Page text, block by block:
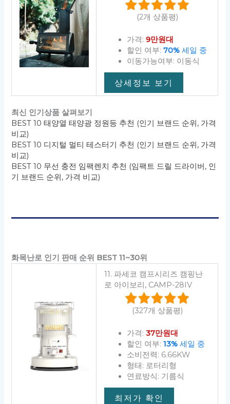
(2개 상품평)
가격: 9만원대
할인 여부: 70%세일 중
이동가능여부: 이동식
상세정보 보기
최신 인기상품 살펴보기
BEST 10 태양열 태양광 정원등 추천 (인기 브랜드 순위, 가격
비교)
BEST 10 디지털 멀티 테스터기 추천 (인기 브랜드 순위, 가격
비교)
BEST 10 무선 충전 임팩렌치 추천 (임팩트 드릴 드라이버, 인
기 브랜드 순위, 가격 비교)
화목난로 인기 판매 순위 BEST 11~30위
11. 파세코 캠프시리즈 캠핑난
로 아이보리, CAMP-28IV
(327개 상품평)
가격: 37만원대
할인 여부: 13%세일 중
소비전력: 6.66KW
형태: 로터리형
연료방식: 기름식
최저가 확인